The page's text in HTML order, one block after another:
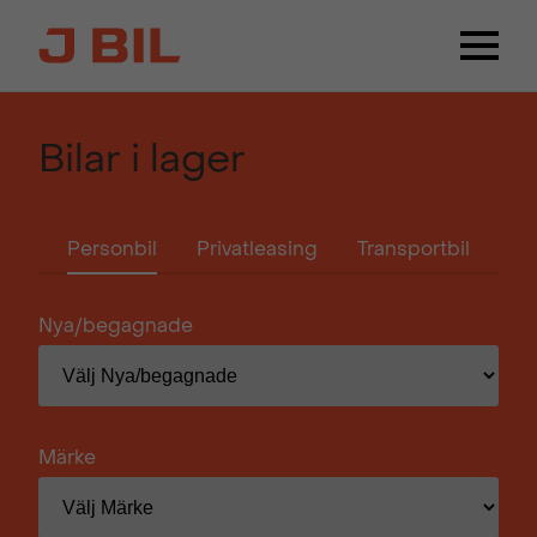
Bilar i lager
Personbil Privatleasing Transportbil
Nya/begagnade
Märke